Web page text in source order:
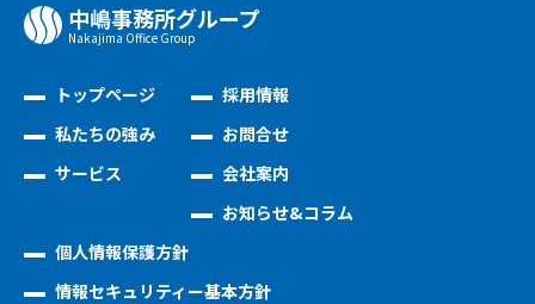
中嶋事務所グループ
Nakajima Oﬃce Group
トップページ
私たちの強み
サービス
採用情報
お問合せ
会社案内
お知らせ&コラム
個人情報保護方針
情報セキュリティー基本方針